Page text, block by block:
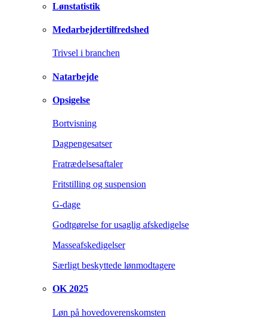
Lønstatistik
Medarbejdertilfredshed
Trivsel i branchen
Natarbejde
Opsigelse
Bortvisning
Dagpengesatser
Fratrædelsesaftaler
Fritstilling og suspension
G-dage
Godtgørelse for usaglig afskedigelse
Masseafskedigelser
Særligt beskyttede lønmodtagere
OK 2025
Løn på hovedoverenskomsten